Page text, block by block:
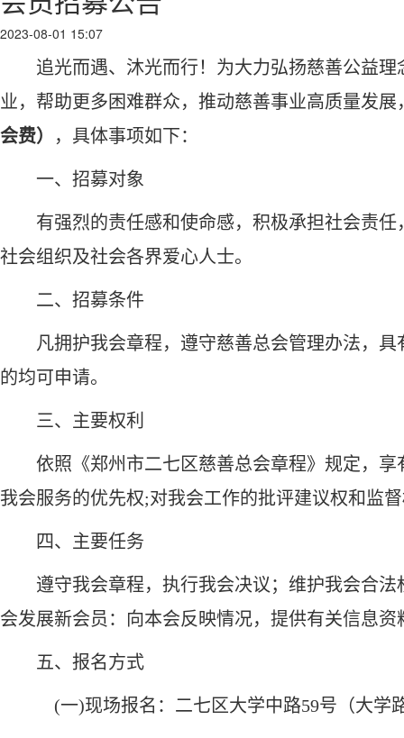
2023-08-01 15:07
追光而遇、沐光而行！为大力弘扬慈善公益
业，帮助更多困难群众，推动慈善事业高质量发
会费）
，具体事项如下：
一、招募对象
有强烈的责任感和使命感，积极承担社会责
社会组织及社会各界爱心人士。
二、招募条件
凡拥护我会章程，遵守慈善总会管理办法，
的均可申请。
三、主要权利
依照《郑州市二七区慈善总会章程》规定，
我会服务的优先权;对我会工作的批评建议权和监
四、主要任务
遵守我会章程，执行我会决议；维护我会合
会发展新会员：向本会反映情况，提供有关信息资
五、报名方式
(一)现场报名：二七区大学中路59号（大